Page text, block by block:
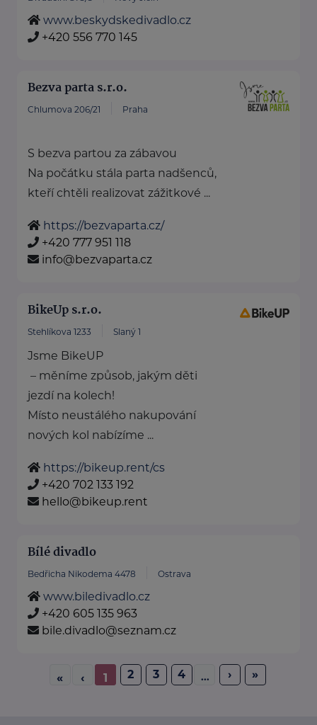
www.beskydskedivadlo.cz
+420 556 770 145
Bezva parta s.r.o.
Chlumova 206/21 Praha
S bezva partou za zábavou
Na počátku stála parta nadšenců,
kteří chtěli realizovat zážitkové ...
https://bezvaparta.cz/
+420 777 951 118
info@bezvaparta.cz
BikeUp s.r.o.
Stehlíkova 1233 Slaný 1
Jsme BikeUP
– měníme způsob, jakým děti
jezdí na kolech!
Místo neustálého nakupování
nových kol nabízíme ...
https://bikeup.rent/cs
+420 702 133 192
hello@bikeup.rent
Bílé divadlo
Bedřicha Nikodema 4478 Ostrava
www.biledivadlo.cz
+420 605 135 963
bile.divadlo@seznam.cz
« ‹ 1 2 3 4 ... › »